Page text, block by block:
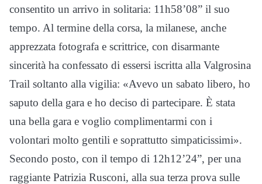
consentito un arrivo in solitaria: 11h58’08” il suo
tempo. Al termine della corsa, la milanese, anche
apprezzata fotografa e scrittrice, con disarmante
sincerità ha confessato di essersi iscritta alla Valgrosina
Trail soltanto alla vigilia: «Avevo un sabato libero, ho
saputo della gara e ho deciso di partecipare. È stata
una bella gara e voglio complimentarmi con i
volontari molto gentili e soprattutto simpaticissimi».
Secondo posto, con il tempo di 12h12’24”, per una
raggiante Patrizia Rusconi, alla sua terza prova sulle